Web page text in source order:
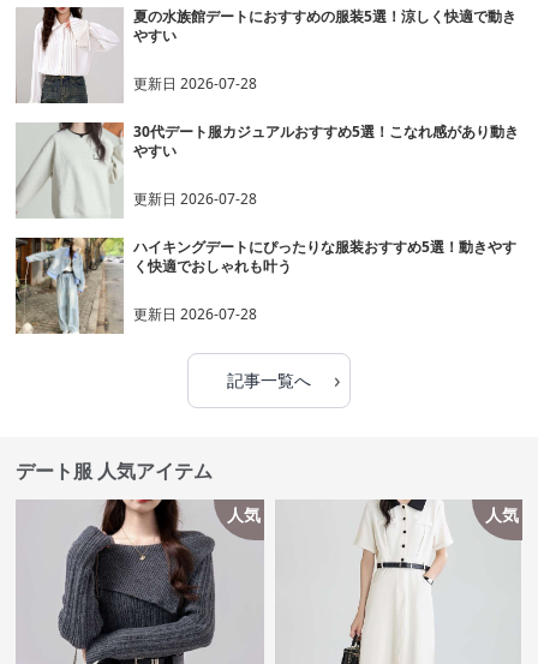
夏の水族館デートにおすすめの服装5選！涼しく快適で動き
やすい
更新日2026-07-28
30代デート服カジュアルおすすめ5選！こなれ感があり動き
やすい
更新日2026-07-28
ハイキングデートにぴったりな服装おすすめ5選！動きやす
く快適でおしゃれも叶う
更新日2026-07-28
記事一覧へ ›
デート服 人気アイテム
人気 人気